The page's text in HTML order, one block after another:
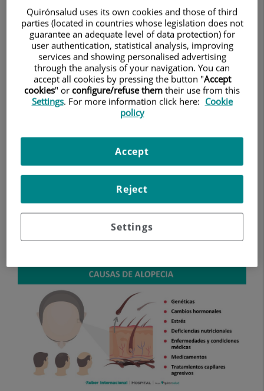
Alopecia: Definición, síntomas, diagnóstico y
tratamiento
Patologías
Información sobre enfermedades o
patológias
Alopecia: Definición, síntomas,
diagnóstico y tratamiento
La doctora Diana Camacho, médica
Dermatóloga responsable de la Unidad de
Alopecia del Hospital Ruber Internacional y
CDI, nos habla sobre esta pérdida anormal
del pelo, que puede afectar al cuero
cabelludo o a otras zonas de la piel como las
pestañas, axilas y barba.
Quirónsalud uses its own cookies and those of third
parties (located in countries whose legislation does not
guarantee an adequate level of data protection) for
user authentication, statistical analysis, improving
services and showing personalised advertising
through the analysis of your navigation. You can
accept all cookies by pressing the button "Accept
cookies" or configure/refuse them their use from this
Settings. For more information click here: Cookie
policy
Settings
Reject
Accept